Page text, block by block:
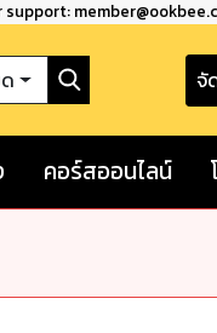
support:
จั
คอร์สออนไลน์